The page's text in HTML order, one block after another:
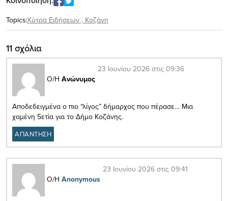
Topics:Xύτρα Ειδήσεων , Κοζάνη
11 σχόλια
Ο/Η Ανώνυμος
23 Ιουνίου 2026 στις 09:36
Αποδεδειγμένα ο πιο “λίγος” δήμαρχος που πέρασε… Μια
χαμένη 5ετία για το Δήμο Κοζάνης.
ΑΠΑΝΤΗΣΗ
Ο/Η Anonymous
23 Ιουνίου 2026 στις 09:41